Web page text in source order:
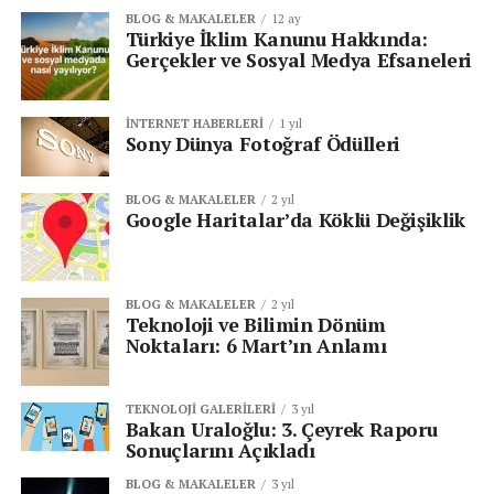
alınmaması gereken bir figür haline gelir. Böylece kendi
düşüncelerimizi sorgulamak zorunda kalmayız.
Aslında burada olan şey şudur: Zihnimiz, rahatsız edici
ihtimallerle yüzleşmek istemez. Yanılıyor olabileceğimiz
fikri, ego için tehlikelidir. Bu yüzden beynimiz,
kendini korur.
“Trol” etiketi tam olarak bu noktada devreye girer.
Karşımızdaki kişi trolse, söylediklerinin bir önemi yoktur.
Haklı olması mümkün değildir. Dinlenmesi gerekmez.
Üzerinde düşünmeye değmez.
Böylece içimiz rahatlar.
Oysa çoğu zaman “trol” dediğimiz kişi, sadece bizim
alıştığımız düşünce kalıplarını sarsan biridir.
BLOG & MAKALELER 12 ay
Türkiye İklim Kanunu Hakkında:
Gerçekler ve Sosyal Medya Efsaneleri
İNTERNET HABERLERI 1 yıl
Sony Dünya Fotoğraf Ödülleri
BLOG & MAKALELER 2 yıl
Google Haritalar’da Köklü Değişiklik
BLOG & MAKALELER 2 yıl
Teknoloji ve Bilimin Dönüm
Noktaları: 6 Mart’ın Anlamı
TEKNOLOJI GALERILERI 3 yıl
Bakan Uraloğlu: 3. Çeyrek Raporu
Sonuçlarını Açıkladı
BLOG & MAKALELER 3 yıl